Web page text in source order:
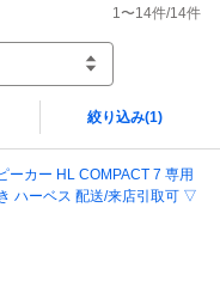
1 〜14件/14件
絞り込み(1)
ーカー HL COMPACT 7 専用
ハーベス 配送/来店引取可 ▽